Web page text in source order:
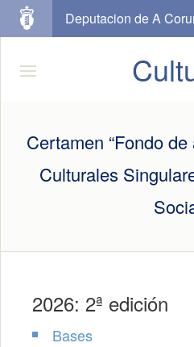
Deputacion de A
Certamen “Fondo
Culturales
2026: 2ª edición
Bases